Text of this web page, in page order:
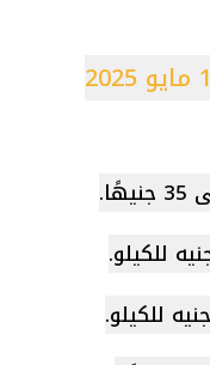
للكيلو.
للكيلو.